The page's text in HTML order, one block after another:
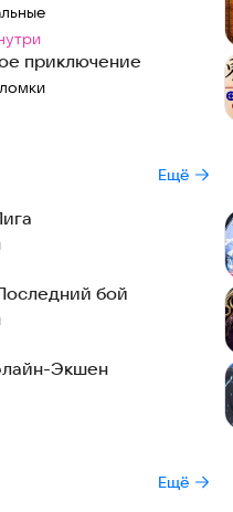
приключение
Ещё
бой
Экшен
Ещё